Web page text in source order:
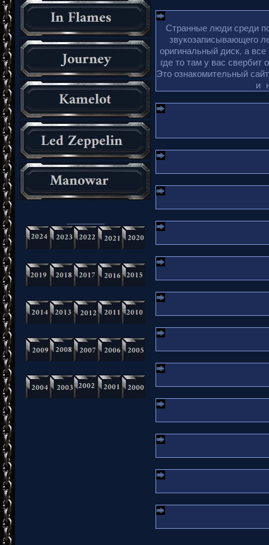
Странные люди среди
звукозаписывающего
оригинальный диск, а
где то там у вас свербит
Это ознакомительный
и